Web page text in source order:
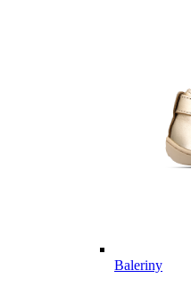
Baleriny